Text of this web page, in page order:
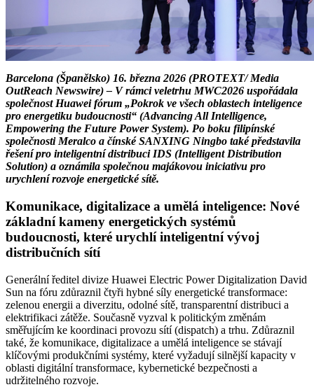
Barcelona (Španělsko) 16. března 2026 (PROTEXT/ Media
OutReach Newswire) – V rámci veletrhu MWC2026 uspořádala
společnost Huawei fórum „Pokrok ve všech oblastech inteligence
pro energetiku budoucnosti“ (Advancing All Intelligence,
Empowering the Future Power System). Po boku filipínské
společnosti Meralco a čínské SANXING Ningbo také představila
řešení pro inteligentní distribuci IDS (Intelligent Distribution
Solution) a oznámila společnou majákovou iniciativu pro
urychlení rozvoje energetické sítě.
Komunikace, digitalizace a umělá inteligence: Nové
základní kameny energetických systémů
budoucnosti, které urychlí inteligentní vývoj
distribučních sítí
Generální ředitel divize Huawei Electric Power Digitalization David
Sun na fóru zdůraznil čtyři hybné síly energetické transformace:
zelenou energii a diverzitu, odolné sítě, transparentní distribuci a
elektrifikaci zátěže. Současně vyzval k politickým změnám
směřujícím ke koordinaci provozu sítí (dispatch) a trhu. Zdůraznil
také, že komunikace, digitalizace a umělá inteligence se stávají
klíčovými produkčními systémy, které vyžadují silnější kapacity v
oblasti digitální transformace, kybernetické bezpečnosti a
udržitelného rozvoje.